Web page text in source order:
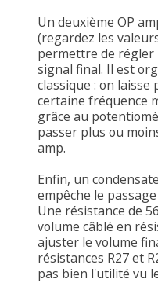
Un deuxième OP
(regardez les
permettre de régler
signal final. Il est
classique : on laisse
certaine fréquence
grâce au
passer plus ou
amp.
Enfin, un
empêche le
Une résistance de
volume câblé en
ajuster le volume
résistances R27 et
pas bien l'utilité vu